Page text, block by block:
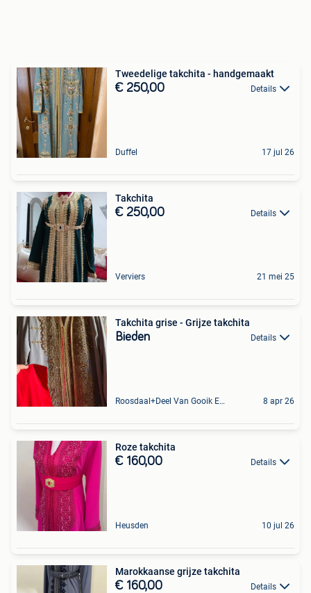
Tweedelige takchita - handgemaakt
€ 250,00 Details
Duffel 17 jul 26
Takchita
€ 250,00 Details
Verviers 21 mei 25
Takchita grise - Grijze takchita
Bieden Details
Roosdaal+Deel Van Gooik En Sint-Kwintens-Lennik 8 apr 26
Roze takchita
€ 160,00 Details
Heusden 10 jul 26
Marokkaanse grijze takchita
€ 160,00 Details